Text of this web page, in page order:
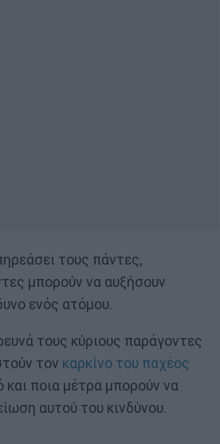
τους πάντες,
μπορούν να αυξήσουν
ενός ατόμου.
τους κύριους παράγοντες
τον καρκίνο του παχέος
και ποια μέτρα μπορούν να
αυτού του κινδύνου.